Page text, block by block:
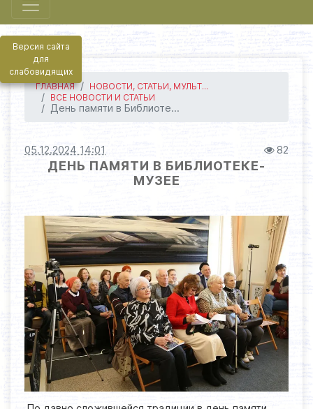
Версия сайта
для
слабовидящих
ГЛАВНАЯ
НОВОСТИ, СТАТЬИ, МУЛЬТ...
ВСЕ НОВОСТИ И СТАТЬИ
День памяти в Библиоте...
05.12.2024 14:01 82
ДЕНЬ ПАМЯТИ В БИБЛИОТЕКЕ-
МУЗЕЕ